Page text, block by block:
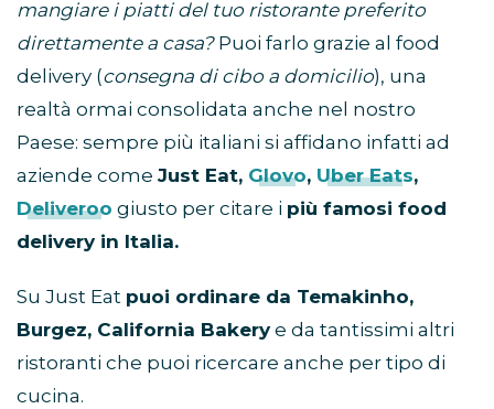
mangiare i piatti del tuo ristorante preferito
direttamente a casa?Puoi farlo grazie al food
delivery (consegna di cibo a domicilio), una
realtà ormai consolidata anche nel nostro
Paese: sempre più italiani si affidano infatti ad
aziende come Just Eat, Glovo, Uber Eats,
Deliveroo giusto per citare i più famosi food
delivery in Italia.
Su Just Eat puoi ordinare da Temakinho,
Burgez, California Bakerye da tantissimi altri
ristoranti che puoi ricercare anche per tipo di
cucina.